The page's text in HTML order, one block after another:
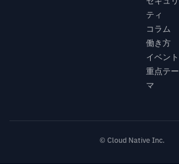
ティ
コラム
働き方
イベント
重点テー
マ
© Cloud Native Inc.